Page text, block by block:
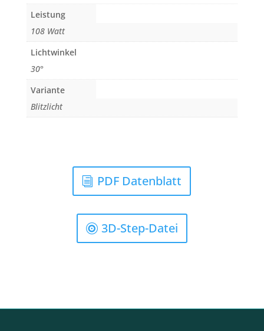
Leistung
108 Watt
Lichtwinkel
30°
Variante
Blitzlicht
PDF Datenblatt
3D-Step-Datei